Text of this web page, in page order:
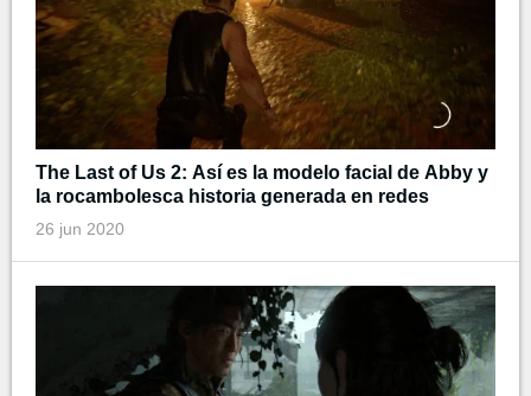
The Last of Us 2: Así es la modelo facial de Abby y
la rocambolesca historia generada en redes
26 jun 2020